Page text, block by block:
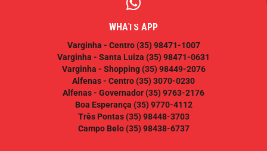
WHATS APP
Varginha - Centro(35) 98471-1007
Varginha - Santa Luiza (35) 98471-0631
Varginha - Shopping(35) 98449-2076
Alfenas - Centro(35) 3070-0230
Alfenas - Governador(35) 9763-2176
Boa Esperança (35) 9770-4112
Três Pontas(35) 98448-3703
Campo Belo(35) 98438-6737